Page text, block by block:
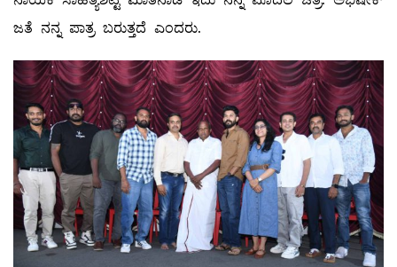
ಜತೆ ನನ್ನ ಪಾತ್ರ ಬರುತ್ತದೆ ಎಂದರು.